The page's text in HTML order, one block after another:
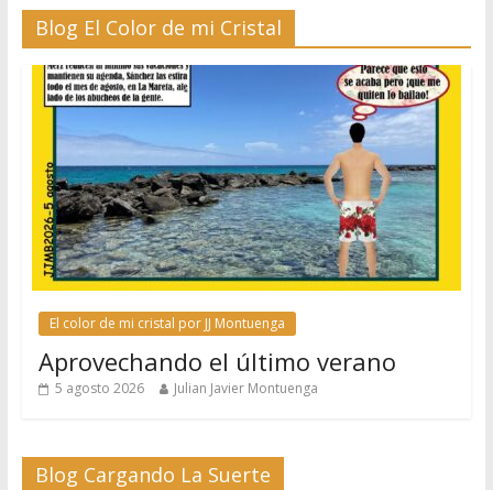
Blog El Color de mi Cristal
El color de mi cristal por JJ Montuenga
Aprovechando el último verano
5 agosto 2026 Julian Javier Montuenga
Blog Cargando La Suerte